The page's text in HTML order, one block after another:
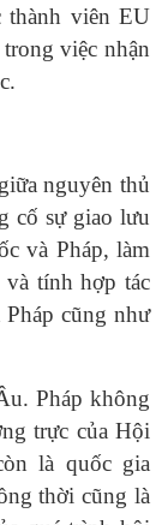
thành viên EU
việc nhận
nguyên thủ
cố sự giao lưu
và Pháp, làm
tính hợp tác
cũng như
Pháp không
trực của Hội
là quốc gia
thời cũng là